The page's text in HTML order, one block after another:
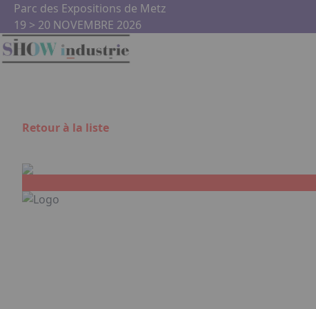
Aller au contenu principal
Parc des Expositions de Metz
19 > 20 NOVEMBRE 2026
Retour à la liste
Panneau de gestion des cookies